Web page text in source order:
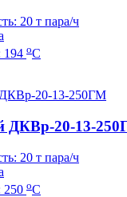
20 т пара/ч
194 оС
ДКВр-20-13-
20 т пара/ч
250 оС